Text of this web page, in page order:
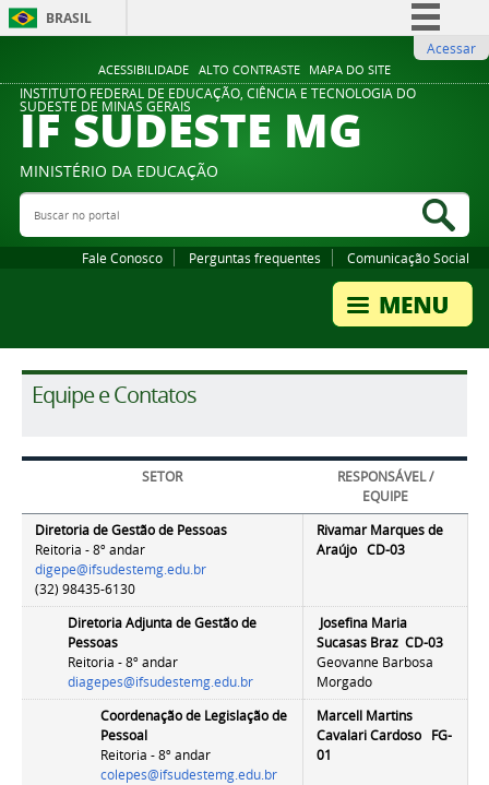
ACESSIBILIDADE ALTO CONTRASTE MAPA DO SITE
BRASIL
Comunica BR
Participe
Legislação
Acessar
INSTITUTO FEDERAL DE EDUCAÇÃO, CIÊNCIA E TECNOLOGIA DO
SUDESTE DE MINAS GERAIS
IF SUDESTE MG
MINISTÉRIO DA EDUCAÇÃO
Buscar no portal
Fale Conosco Perguntas frequentes Comunicação Social
Equipe e Contatos
SETOR
RESPONSÁVEL /
EQUIPE
Diretoria de Gestão de Pessoas
Reitoria - 8º andar
digepe@ifsudestemg.edu.br
(32) 98435-6130
Rivamar Marques de
Araújo CD-03
Diretoria Adjunta de Gestão de
Pessoas
Reitoria - 8º andar
diagepes@ifsudestemg.edu.br
Josefina Maria
Sucasas Braz CD-03
Geovanne Barbosa
Morgado
Coordenação de Legislação de
Pessoal
Reitoria - 8º andar
colepes@ifsudestemg.edu.br
Marcell Martins
Cavalari Cardoso FG-
01